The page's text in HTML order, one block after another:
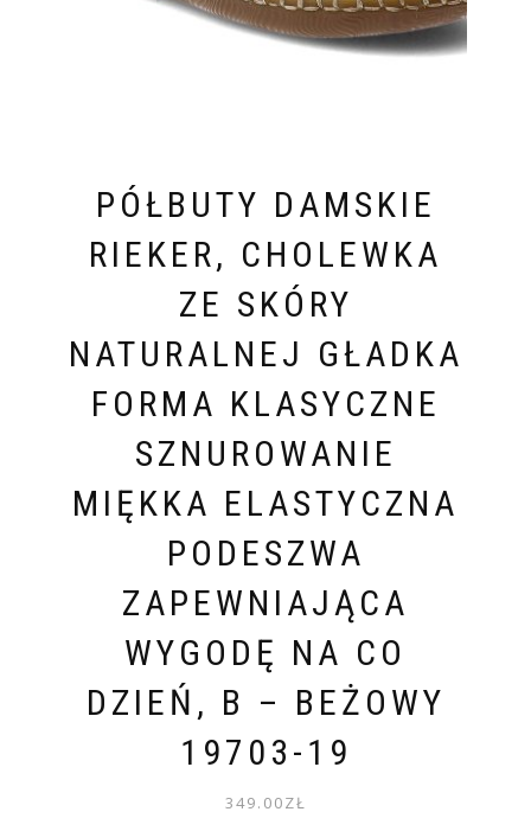
PÓŁBUTY DAMSKIE
RIEKER, CHOLEWKA
ZE SKÓRY
NATURALNEJ GŁADKA
FORMA KLASYCZNE
SZNUROWANIE
MIĘKKA ELASTYCZNA
PODESZWA
ZAPEWNIAJĄCA
WYGODĘ NA CO
DZIEŃ, B – BEŻOWY
19703-19
349.00ZŁ